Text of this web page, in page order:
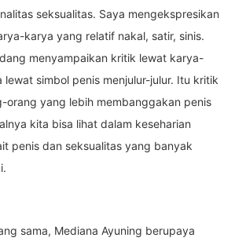
seksualitas. Saya mengekspresikan
karya yang relatif nakal, satir, sinis.
menyampaikan kritik lewat karya-
lewat simbol penis menjulur-julur. Itu kritik
orang yang lebih membanggakan penis
kita bisa lihat dalam keseharian
penis dan seksualitas yang banyak
sama, Mediana Ayuning berupaya